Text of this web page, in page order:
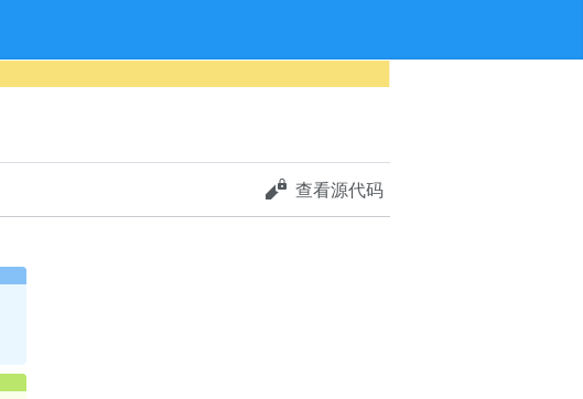
查看源代码